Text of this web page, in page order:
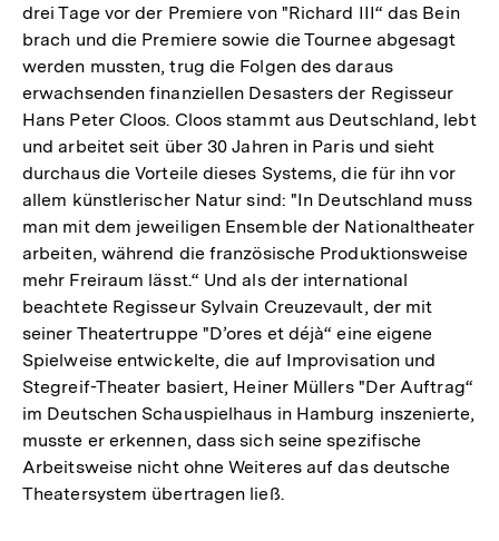
drei Tage vor der Premiere von "Richard III“ das Bein
brach und die Premiere sowie die Tournee abgesagt
werden mussten, trug die Folgen des daraus
erwachsenden finanziellen Desasters der Regisseur
Hans Peter Cloos. Cloos stammt aus Deutschland, lebt
und arbeitet seit über 30 Jahren in Paris und sieht
durchaus die Vorteile dieses Systems, die für ihn vor
allem künstlerischer Natur sind: "In Deutschland muss
man mit dem jeweiligen Ensemble der Nationaltheater
arbeiten, während die französische Produktionsweise
mehr Freiraum lässt.“ Und als der international
beachtete Regisseur Sylvain Creuzevault, der mit
seiner Theatertruppe "D’ores et déjà“ eine eigene
Spielweise entwickelte, die auf Improvisation und
Stegreif-Theater basiert, Heiner Müllers "Der Auftrag“
im Deutschen Schauspielhaus in Hamburg inszenierte,
musste er erkennen, dass sich seine spezifische
Arbeitsweise nicht ohne Weiteres auf das deutsche
Theatersystem übertragen ließ.